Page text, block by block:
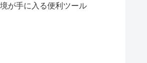
が手に入る便利ツール